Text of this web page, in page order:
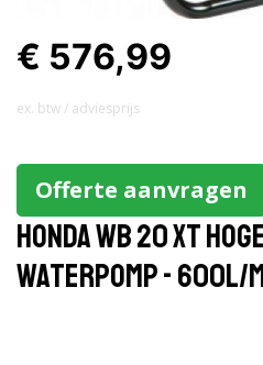
€ 576,99
ex. btw / adviesprijs
Offerte aanvragen
Honda WB 20 XT
waterpomp - 600L/